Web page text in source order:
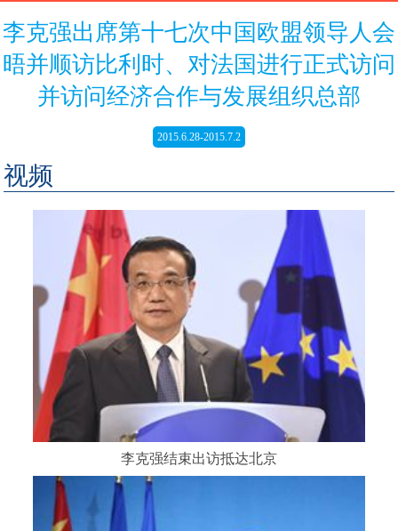
李克强出席第十七次中国欧盟领导人会
晤并顺访比利时、对法国进行正式访问
并访问经济合作与发展组织总部
2015.6.28-2015.7.2
视频
李克强结束出访抵达北京